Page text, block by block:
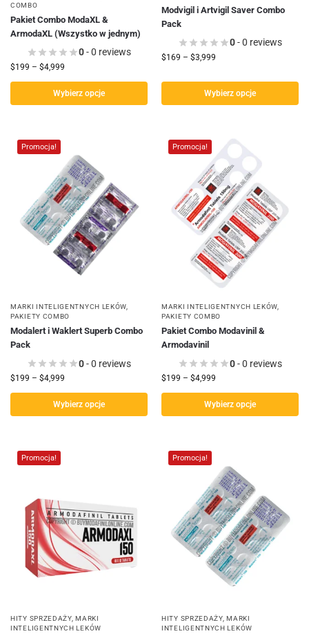
COMBO
Pakiet Combo ModaXL &
ArmodaXL (Wszystko w jednym)
0- 0 reviews
$199 – $4,999
Wybierz opcje
Modvigil i Artvigil Saver Combo
Pack
0- 0 reviews
$169 – $3,999
Wybierz opcje
Promocja!
MARKI INTELIGENTNYCH LEKÓW
PAKIETY COMBO
Modalert i Waklert Superb Combo
Pack
0- 0 reviews
$199 – $4,999
Wybierz opcje
Promocja!
MARKI INTELIGENTNYCH LEKÓW
PAKIETY COMBO
Pakiet Combo Modavinil &
Armodavinil
0- 0 reviews
$199 – $4,999
Wybierz opcje
Promocja!
HITY SPRZEDAŻY,MARKI
INTELIGENTNYCH LEKÓW
Promocja!
HITY SPRZEDAŻY,MARKI
INTELIGENTNYCH LEKÓW